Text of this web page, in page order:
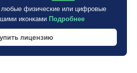
любые физические или цифровые
иконками Подробнее
лицензию